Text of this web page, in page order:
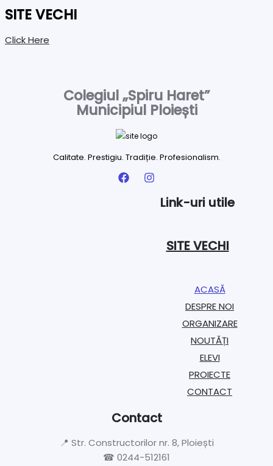
SITE VECHI
Click Here
Colegiul „Spiru Haret”
Municipiul Ploiești
Calitate. Prestigiu. Tradiție. Profesionalism.
Link-uri utile
SITE VECHI
ACASĂ
DESPRE NOI
ORGANIZARE​
NOUTĂȚI
ELEVI
PROIECTE​
CONTACT
Contact
📍 Str. Constructorilor nr. 8, Ploiești
☎ 0244-512161